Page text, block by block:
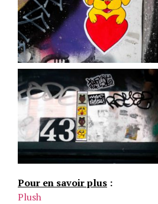
Pour en savoir plus :
Plush